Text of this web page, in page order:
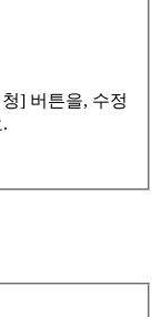
] 버튼을, 수정